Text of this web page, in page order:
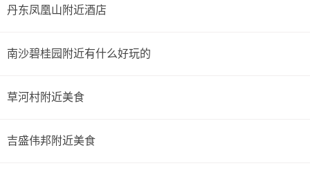
丹东凤凰山附近酒店
南沙碧桂园附近有什么好玩的
草河村附近美食
吉盛伟邦附近美食